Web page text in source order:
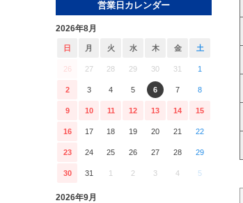
営業日カレンダー
2026年8月
日 月 火 水 木 金 土
26 27 28 29 30 31 1
2 3 4 5 6 7 8
9 10 11 12 13 14 15
16 17 18 19 20 21 22
23 24 25 26 27 28 29
30 31 1 2 3 4 5
2026年9月